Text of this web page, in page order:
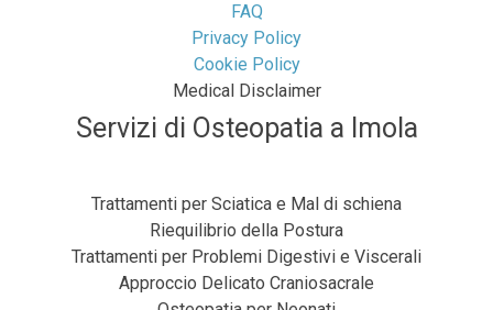
FAQ
Privacy Policy
Cookie Policy
Medical Disclaimer
Servizi di Osteopatia a Imola
Trattamenti per Sciatica e Mal di schiena
Riequilibrio della Postura
Trattamenti per Problemi Digestivi e Viscerali
Approccio Delicato Craniosacrale